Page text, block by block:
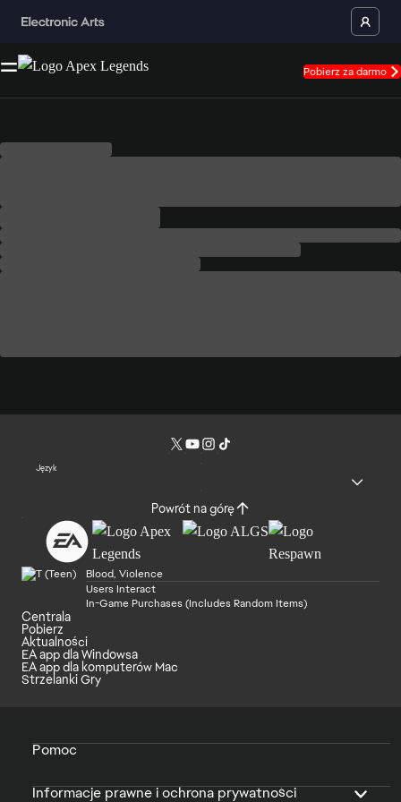
Pobierz za darmo
Język
Powrót na górę
Blood, Violence
Users Interact
In-Game Purchases (Includes Random Items)
Centrala
Pobierz
Aktualności
EA app dla Windowsa
EA app dla komputerów Mac
Strzelanki Gry
Pomoc
Informacje prawne i ochrona prywatności